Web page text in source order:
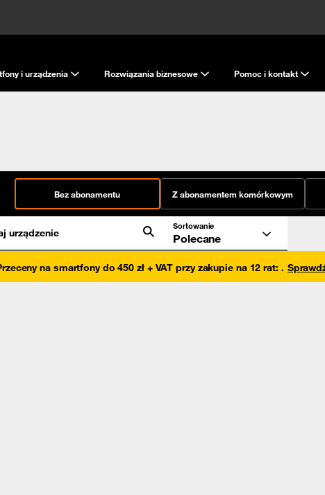
i urządzenia Rozwiązania biznesowe Pomoc i kontakt
Bez abonamentu Z abonamentem komórkowym
urządzenie
Sortowanie
Polecane
na smartfony do 450 zł + VAT przy zakupie na 12 rat: .